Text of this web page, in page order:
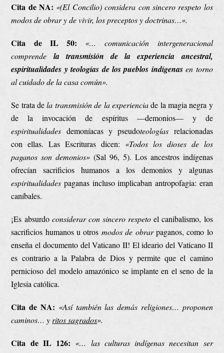
Cita de NA: «(El Concilio)considera con sincero respeto los
modos de obrar y de vivir, los preceptos y doctrinas…».
Cita de IL 50:
«… comunicación intergeneracional
comprende la transmisión de la experiencia ancestral,
espiritualidades y teologías de los pueblos indígenasen torno
al cuidado de la casa común».
Se trata dela transmisión de la experienciade la magia negra y
de la invocación de espíritus —demonios— y de
espiritualidades demoníacas y pseudoteologías relacionadas
con ellas. Las Escrituras dicen: «Todos los dioses de los
paganosson demonios»(Sal 96, 5). Los ancestros indígenas
ofrecían sacrificios humanos a los demonios y algunas
espiritualidades paganas incluso implicaban antropofagia: eran
caníbales.
¡Es absurdo considerar con sincero respeto el canibalismo, los
sacrificios humanos u otros modos de obrarpaganos, como lo
enseña el documento del Vaticano II! El ideario del Vaticano II
es contrario a la Palabra de Dios y permite que el camino
pernicioso del modelo amazónico se implante en el seno de la
Iglesia católica.
Cita de NA: «Así también las demás religiones… proponen
caminos… y ritos sagrados».
Cita de IL 126: «…las culturas indígenas necesitan ser